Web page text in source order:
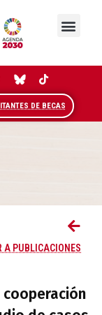
DE BECAS
A PUBLICACIONES